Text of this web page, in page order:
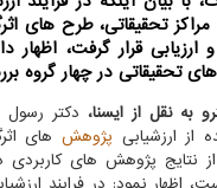
تحقیقاتی، طرح های
قرار گرفت، اظهار
تحقیقاتی در چهار گروه
به نقل از ایسنا، دکتر رسول
از ارزشیابی پژوهش های
از نتایج پژوهش های